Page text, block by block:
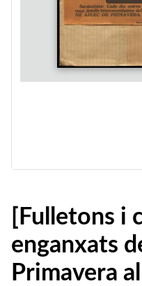
[Fulletons i
enganxats
Primavera